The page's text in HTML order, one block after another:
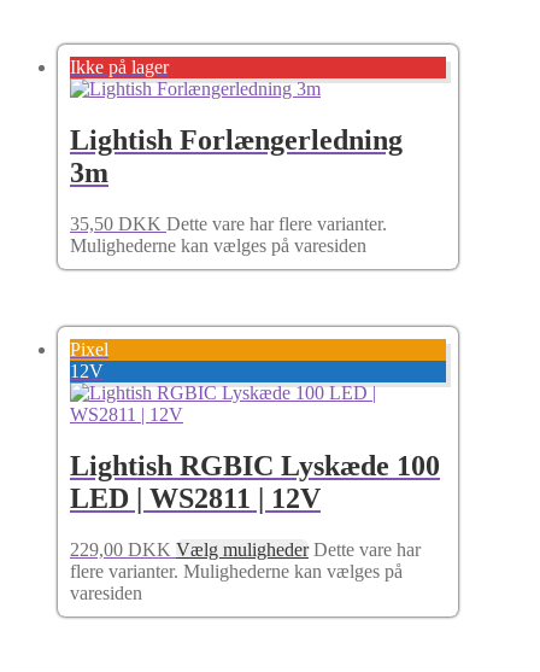
Ikke på lager
Lightish Forlængerledning
3m
35,50 DKK Dette vare har flere varianter.
Mulighederne kan vælges på varesiden
Pixel
12V
Lightish RGBIC Lyskæde 100
LED | WS2811 | 12V
229,00 DKK Vælg muligheder Dette vare har
flere varianter. Mulighederne kan vælges på
varesiden